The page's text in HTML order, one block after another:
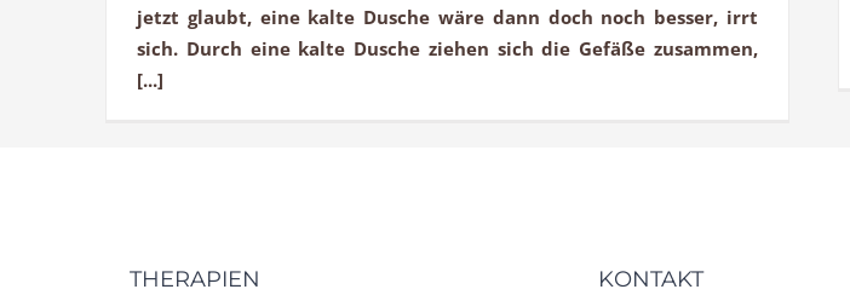
jetzt glaubt, eine kalte Dusche wäre dann doch noch besser, irrt
sich. Durch eine kalte Dusche ziehen sich die Gefäße zusammen,
[...]
THERAPIEN KONTAKT